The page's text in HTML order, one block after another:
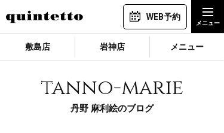
WEB予約
敷島店 岩神店 メニュー
tanno-marie
丹野 麻利絵のブログ